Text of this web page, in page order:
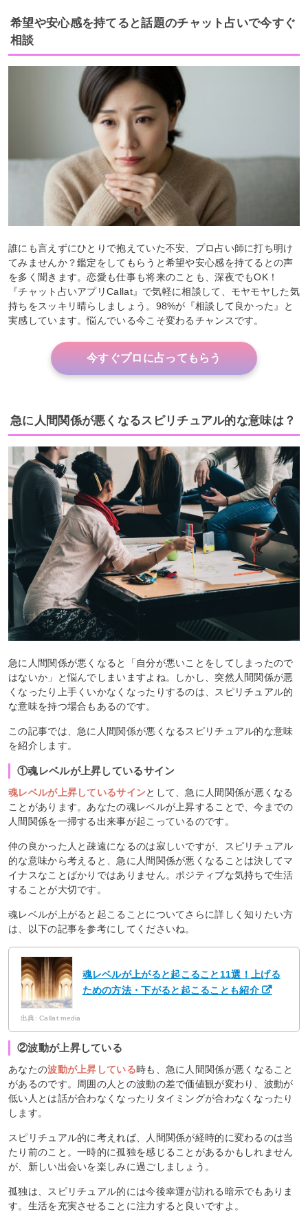
希望や安心感を持てると話題のチャット占いで今すぐ
相談
誰にも言えずにひとりで抱えていた不安、プロ占い師に打ち明け
てみませんか？鑑定をしてもらうと希望や安心感を持てるとの声
を多く聞きます。恋愛も仕事も将来のことも、深夜でもOK！
『チャット占いアプリCallat』で気軽に相談して、モヤモヤした気
持ちをスッキリ晴らしましょう。98%が『相談して良かった』と
実感しています。悩んでいる今こそ変わるチャンスです。
今すぐプロに占ってもらう
急に人間関係が悪くなるスピリチュアル的な意味は？
急に人間関係が悪くなると「自分が悪いことをしてしまったので
はないか」と悩んでしまいますよね。しかし、突然人間関係が悪
くなったり上手くいかなくなったりするのは、スピリチュアル的
な意味を持つ場合もあるのです。
この記事では、急に人間関係が悪くなるスピリチュアル的な意味
を紹介します。
①魂レベルが上昇しているサイン
魂レベルが上昇しているサインとして、急に人間関係が悪くなる
ことがあります。あなたの魂レベルが上昇することで、今までの
人間関係を一掃する出来事が起こっているのです。
仲の良かった人と疎遠になるのは寂しいですが、スピリチュアル
的な意味から考えると、急に人間関係が悪くなることは決してマ
イナスなことばかりではありません。ポジティブな気持ちで生活
することが大切です。
魂レベルが上がると起こることについてさらに詳しく知りたい方
は、以下の記事を参考にしてくださいね。
魂レベルが上がると起こること11選！上げる
ための方法・下がると起こることも紹介
出典: Callat media
②波動が上昇している
あなたの波動が上昇している時も、急に人間関係が悪くなること
があるのです。周囲の人との波動の差で価値観が変わり、波動が
低い人とは話が合わなくなったりタイミングが合わなくなったり
します。
スピリチュアル的に考えれば、人間関係が経時的に変わるのは当
たり前のこと。一時的に孤独を感じることがあるかもしれません
が、新しい出会いを楽しみに過ごしましょう。
孤独は、スピリチュアル的には今後幸運が訪れる暗示でもありま
す。生活を充実させることに注力すると良いですよ。